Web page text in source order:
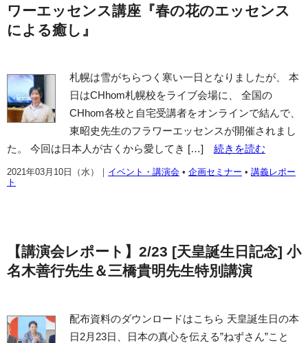
ワーエッセンス講座『春の花のエッセンス
による癒し』
札幌は雪がちらつく寒い一日となりましたが、 本
日はCHhom札幌校をライブ会場に、 全国の
CHhom各校と自宅受講者をオンラインで結んで、
東昭史先生のフラワーエッセンスが開催されまし
た。 今回は日本人が古くから愛してき […]
続きを読む
2021年03月10日（水） ｜ イベント・講演会 • 企画セミナー • 講義レポー
ト
【講演会レポート】2/23 [天皇誕生日記念] 小
名木善行先生＆三橋貴明先生特別講演
配布資料のダウンロードはこちら 天皇誕生日の本
日2月23日、日本の真心を伝える”ねずさん”こと